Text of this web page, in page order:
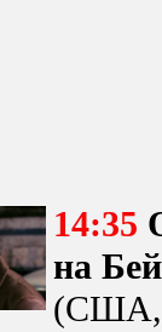
14:35
на
(США,